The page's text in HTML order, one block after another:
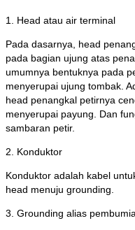
1. Head atau air terminal
Pada dasarnya, head
pada bagian ujung atas
umumnya bentuknya pada
menyerupai ujung tombak.
head penangkal petirnya
menyerupai payung. Dan
sambaran petir.
2. Konduktor
Konduktor adalah kabel
head menuju grounding.
3. Grounding alias